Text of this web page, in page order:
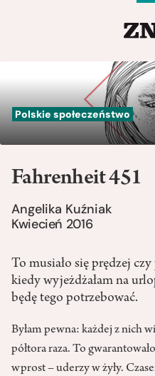
Polskie społeczeństwo
Fahrenheit 451
Angelika Kuźniak
Kwiecień 2016
To musiało się prędzej czy
kiedy wyjeżdżałam na
będę tego potrzebować.
Byłam pewna: każdej z nich
półtora raza. To
wprost – uderzy w żyły.